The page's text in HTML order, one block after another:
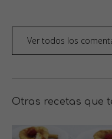
Ver todos los
Otras recetas que